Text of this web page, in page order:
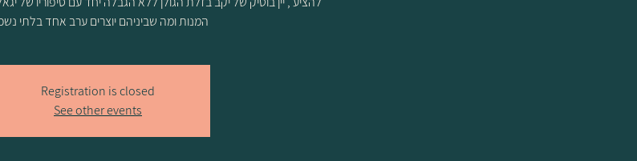
המנות ומה שביניהם יוצרים ערב אחד בלתי
Registration is closed
See other events